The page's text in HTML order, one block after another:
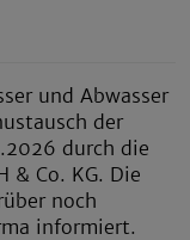
und Abwasser
der
durch die
& Co. KG. Die
noch
informiert.